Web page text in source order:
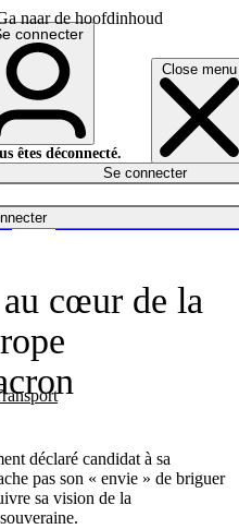
naar de hoofdinhoud
Close menu
connecter
êtes déconnecté.
Se connecter
cœur de la
déclaré candidat à sa
pas son « envie » de briguer
sa vision de la